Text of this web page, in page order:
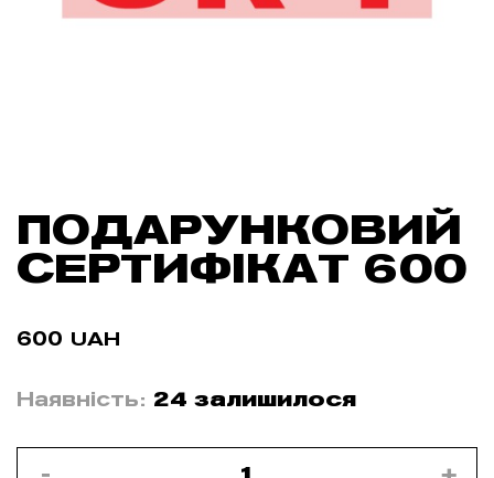
ПОДАРУНКОВИЙ
СЕРТИФІКАТ 600
600 UAH
Наявність: 24 залишилося